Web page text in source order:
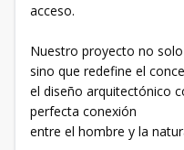
acceso.
Nuestro proyecto no
sino que redefine el
el diseño arquitectónico
perfecta conexión
entre el hombre y la